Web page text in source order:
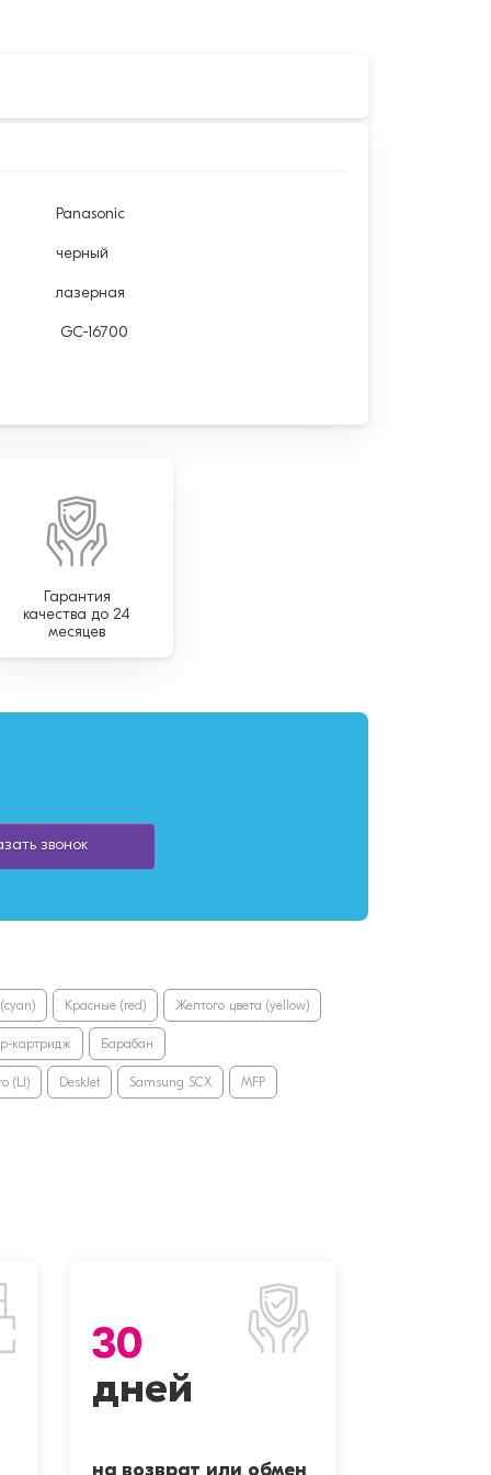
Panasonic
черный
лазерная
GC-16700
Гарантия
качества до 24
месяцев
звонок
Красные (red) Желтого цвета (yellow)
картридж Барабан
(LJ) DeskJet Samsung SCX MFP
30
дней
на возврат или обмен